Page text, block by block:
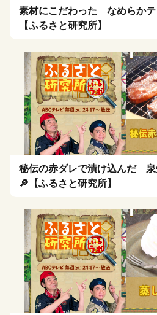
素材にこだわった なめらかテ
【ふるさと研究所】
秘伝の赤ダレで漬け込んだ 泉
🔎【ふるさと研究所】